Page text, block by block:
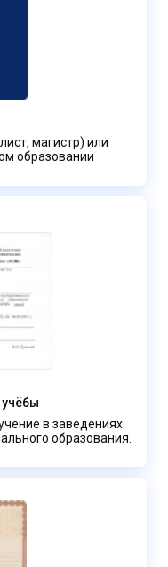
магистр) или
образовании
в заведениях
образования.